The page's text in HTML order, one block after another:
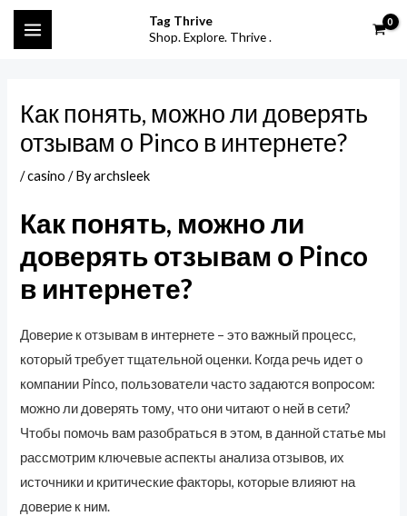
SkipMAIN
MENU
Tag Thrive
Shop. Explore. Thrive .
S
e
c
h
f
Как понять, можно ли доверять
отзывам о Pinco в интернете?
/casino / Byarchsleek
Как понять, можно ли
доверять отзывам о Pinco
в интернете?
Доверие к отзывам в интернете – это важный процесс,
который требует тщательной оценки. Когда речь идет о
компании Pinco, пользователи часто задаются вопросом:
можно ли доверять тому, что они читают о ней в сети?
Чтобы помочь вам разобраться в этом, в данной статье мы
рассмотрим ключевые аспекты анализа отзывов, их
источники и критические факторы, которые влияют на
доверие к ним.
Post